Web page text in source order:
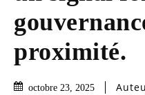
proximité.
octobre 23, 2025